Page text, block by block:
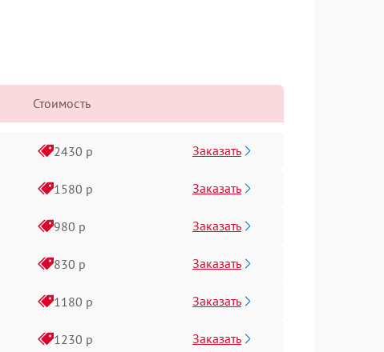
Стоимость
2430 р Заказать
1580 р Заказать
980 р Заказать
830 р Заказать
1180 р Заказать
1230 р Заказать